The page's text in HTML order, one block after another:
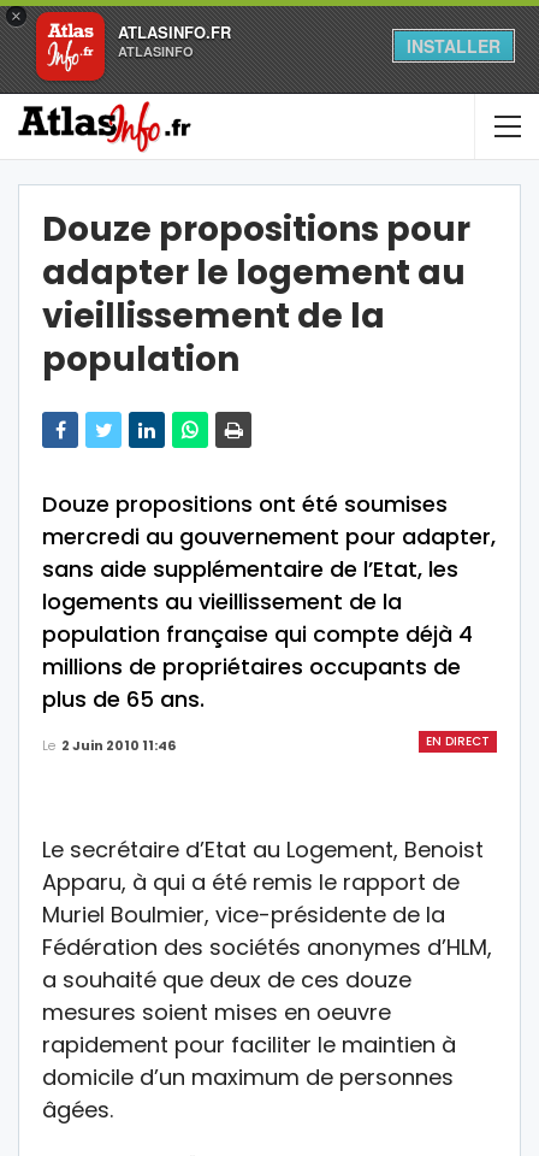
×
ATLASINFO.FR
ATLASINFO INSTALLER
Douze propositions pour
adapter le logement au
vieillissement de la
population
Douze propositions ont été soumises
mercredi au gouvernement pour adapter,
sans aide supplémentaire de l’Etat, les
logements au vieillissement de la
population française qui compte déjà 4
millions de propriétaires occupants de
plus de 65 ans.
EN DIRECT
Le 2 Juin 2010 11:46
Le secrétaire d’Etat au Logement, Benoist
Apparu, à qui a été remis le rapport de
Muriel Boulmier, vice-présidente de la
Fédération des sociétés anonymes d’HLM,
a souhaité que deux de ces douze
mesures soient mises en oeuvre
rapidement pour faciliter le maintien à
domicile d’un maximum de personnes
âgées.